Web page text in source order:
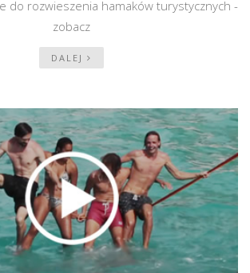
do rozwieszenia hamaków turystycznych -
zobacz
DALEJ